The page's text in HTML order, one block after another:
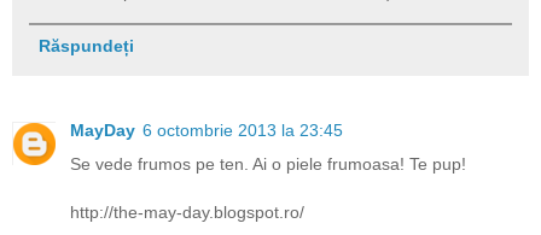
Răspundeți
MayDay 6 octombrie 2013 la 23:45
Se vede frumos pe ten. Ai o piele frumoasa! Te pup!
http://the-may-day.blogspot.ro/